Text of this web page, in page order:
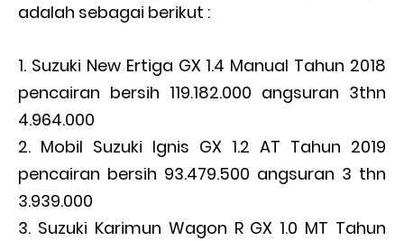
adalah sebagai berikut :
Suzuki New Ertiga GX 1.4 Manual Tahun 2018
pencairan bersih 119.182.000 angsuran 3thn
4.964.000
Mobil Suzuki Ignis GX 1.2 AT Tahun 2019
pencairan bersih 93.479.500 angsuran 3 thn
3.939.000
Suzuki Karimun Wagon R GX 1.0 MT Tahun